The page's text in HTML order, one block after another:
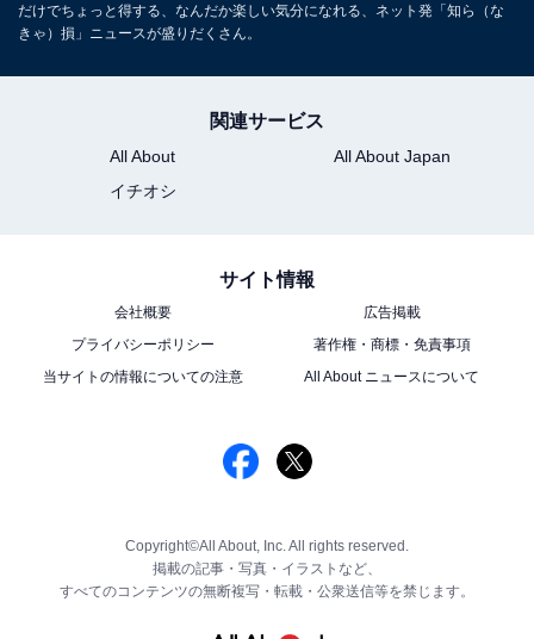
だけでちょっと得する、なんだか楽しい気分になれる、ネット発「知ら（な
きゃ）損」ニュースが盛りだくさん。
関連サービス
All About
All About Japan
イチオシ
サイト情報
会社概要
広告掲載
プライバシーポリシー
著作権・商標・免責事項
当サイトの情報についての注意
All About ニュースについて
Copyright©All About, Inc. All rights reserved.
掲載の記事・写真・イラストなど、
すべてのコンテンツの無断複写・転載・公衆送信等を禁じます。